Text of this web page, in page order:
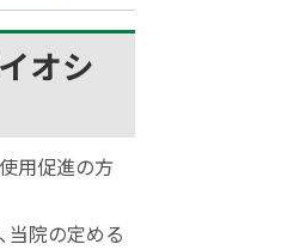
オシ
用促進の方
当院の定める